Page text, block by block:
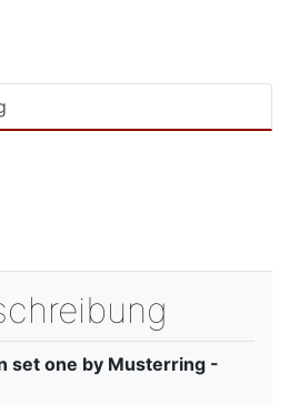
set one by Musterring -